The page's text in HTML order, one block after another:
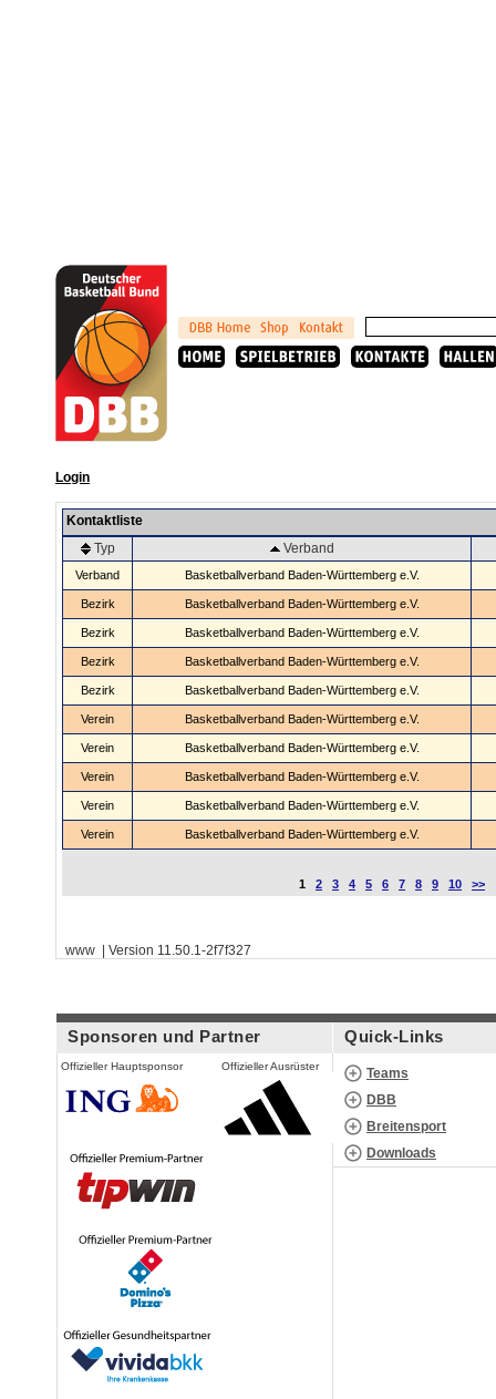
Login
Kontaktliste
Typ
Verband
Verband Basketballverband Baden-Württemberg e.V.
Bezirk Basketballverband Baden-Württemberg e.V.
Bezirk Basketballverband Baden-Württemberg e.V.
Bezirk Basketballverband Baden-Württemberg e.V.
Bezirk Basketballverband Baden-Württemberg e.V.
Verein Basketballverband Baden-Württemberg e.V.
Verein Basketballverband Baden-Württemberg e.V.
Verein Basketballverband Baden-Württemberg e.V.
Verein Basketballverband Baden-Württemberg e.V.
Verein Basketballverband Baden-Württemberg e.V.
1 2 3 4 5 6 7 8 9 10 >>
www | Version 11.50.1-2f7f327
Sponsoren und Partner
Offizieller Hauptsponsor Offizieller Ausrüster
Quick-Links
Teams
DBB
Breitensport
Downloads